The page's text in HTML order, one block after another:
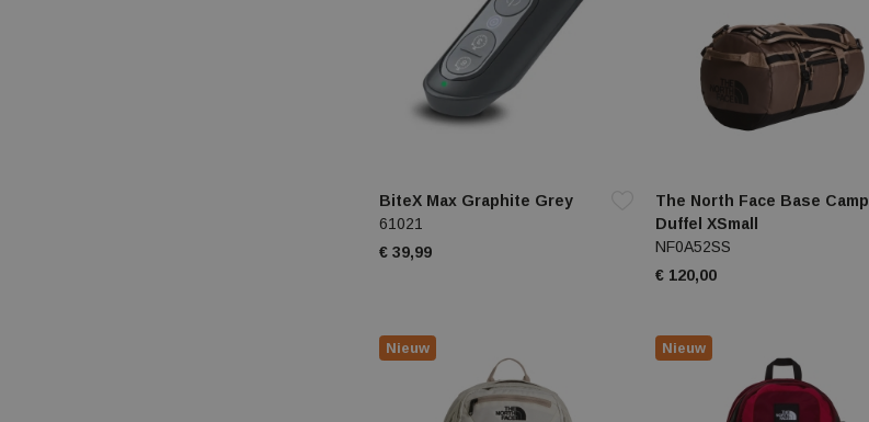
BiteX Max Graphite Grey
61021
€ 39,99
The North Face Base Camp
Duffel XSmall
NF0A52SS
€ 120,00
Nieuw Nieuw